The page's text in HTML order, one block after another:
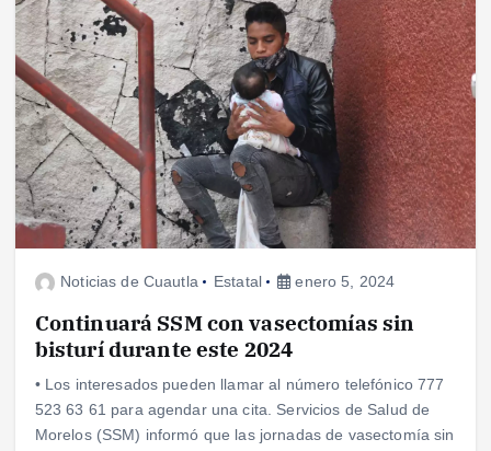
Noticias de Cuautla Estatal enero 5, 2024
Continuará SSM con vasectomías sin
bisturí durante este 2024
• Los interesados pueden llamar al número telefónico 777
523 63 61 para agendar una cita. Servicios de Salud de
Morelos (SSM) informó que las jornadas de vasectomía sin